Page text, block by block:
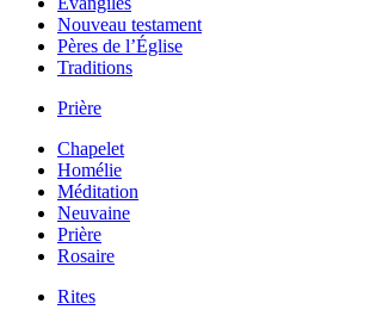
Nouveau testament
Pères de l’Église
Traditions
Prière
Chapelet
Homélie
Méditation
Neuvaine
Prière
Rosaire
Rites